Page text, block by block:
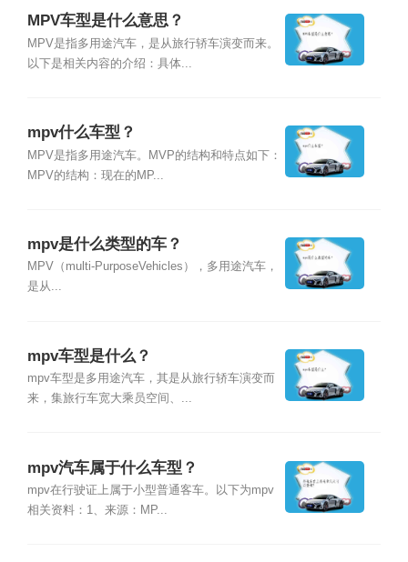
MPV车型是什么意思？
MPV是指多用途汽车，是从旅行轿车演变而来。
以下是相关内容的介绍：具体...
mpv什么车型？
MPV是指多用途汽车。MVP的结构和特点如下：
MPV的结构：现在的MP...
mpv是什么类型的车？
MPV（multi-PurposeVehicles），多用途汽车，
是从...
mpv车型是什么？
mpv车型是多用途汽车，其是从旅行轿车演变而
来，集旅行车宽大乘员空间、...
mpv汽车属于什么车型？
mpv在行驶证上属于小型普通客车。以下为mpv
相关资料：1、来源：MP...